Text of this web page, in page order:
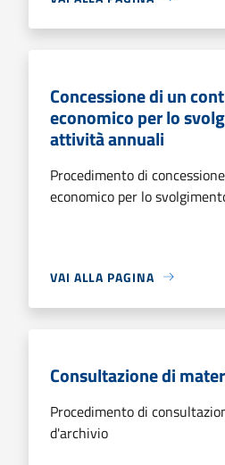
Concessione di un
economico per lo
attività annuali
Procedimento di
economico per lo
VAI ALLA PAGINA
Consultazione di
Procedimento di
d'archivio